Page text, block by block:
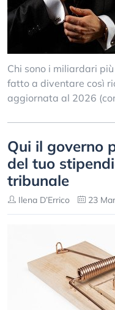
Chi sono i miliardari
fatto a diventare così
aggiornata al 2026
Qui il governo
del tuo
tribunale
Ilena D’Errico 23